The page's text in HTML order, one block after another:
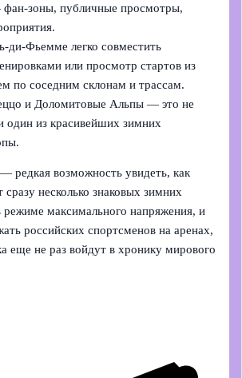
зоны, публичные просмотры,
легко совместить
или просмотр стартов из
по соседним склонам и трассам.
и Доломитовые Альпы — это не
один из красивейших зимних
редкая возможность увидеть, как
несколько знаковых зимних
режиме максимального напряжения, и
российских спортсменов на аренах,
еще не раз войдут в хронику мирового